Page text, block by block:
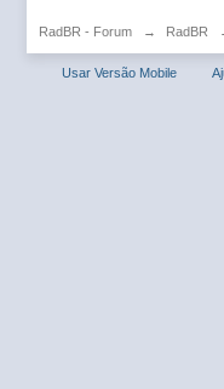
RadBR - Forum → RadBR
Usar Versão Mobile